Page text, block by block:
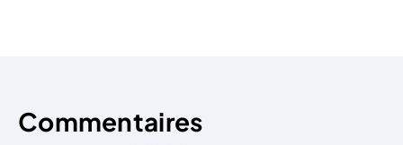
Commentaires